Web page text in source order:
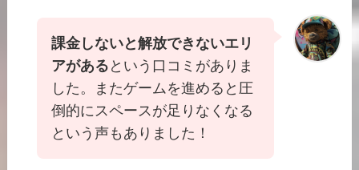
課金しないと解放できないエリ
アがある という口コミがありま
した。またゲームを進めると圧
倒的にスペースが足りなくなる
という声もありました！